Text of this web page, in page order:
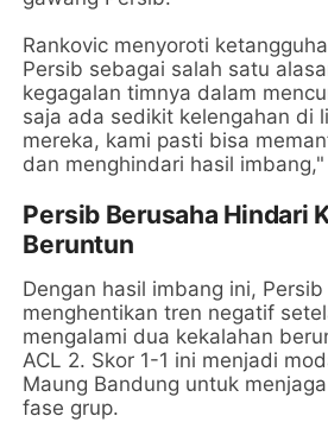
Rankovic menyoroti
Persib sebagai salah satu
kegagalan timnya dalam
saja ada sedikit kelengahan di
mereka, kami pasti bisa
dan menghindari hasil
Persib Berusaha Hindari
Beruntun
Dengan hasil imbang ini,
menghentikan tren negatif
mengalami dua kekalahan
ACL 2. Skor 1-1 ini menjadi
Maung Bandung untuk
fase grup.